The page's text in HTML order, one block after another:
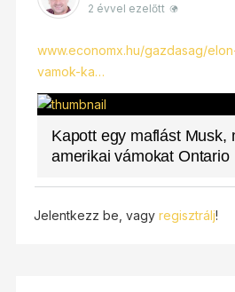
2 évvel ezelőtt
www.economx.hu/gazdasag/
vamok-ka…
Kapott egy maflást Musk,
amerikai vámokat Ontario
Jelentkezz be, vagy regisztrálj!